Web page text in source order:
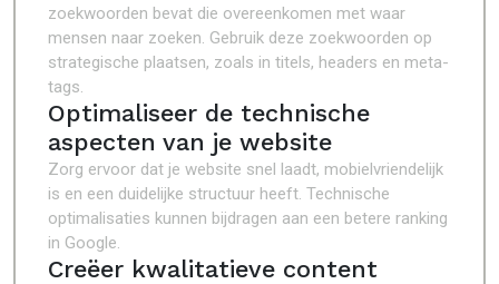
zoekwoorden bevat die overeenkomen met waar
mensen naar zoeken. Gebruik deze zoekwoorden op
strategische plaatsen, zoals in titels, headers en meta-
tags.
Optimaliseer de technische
aspecten van je website
Zorg ervoor dat je website snel laadt, mobielvriendelijk
is en een duidelijke structuur heeft. Technische
optimalisaties kunnen bijdragen aan een betere ranking
in Google.
Creëer kwalitatieve content